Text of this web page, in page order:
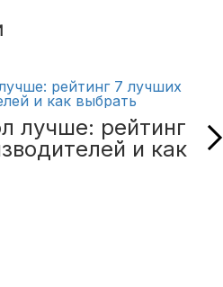
лучше: рейтинг
и как